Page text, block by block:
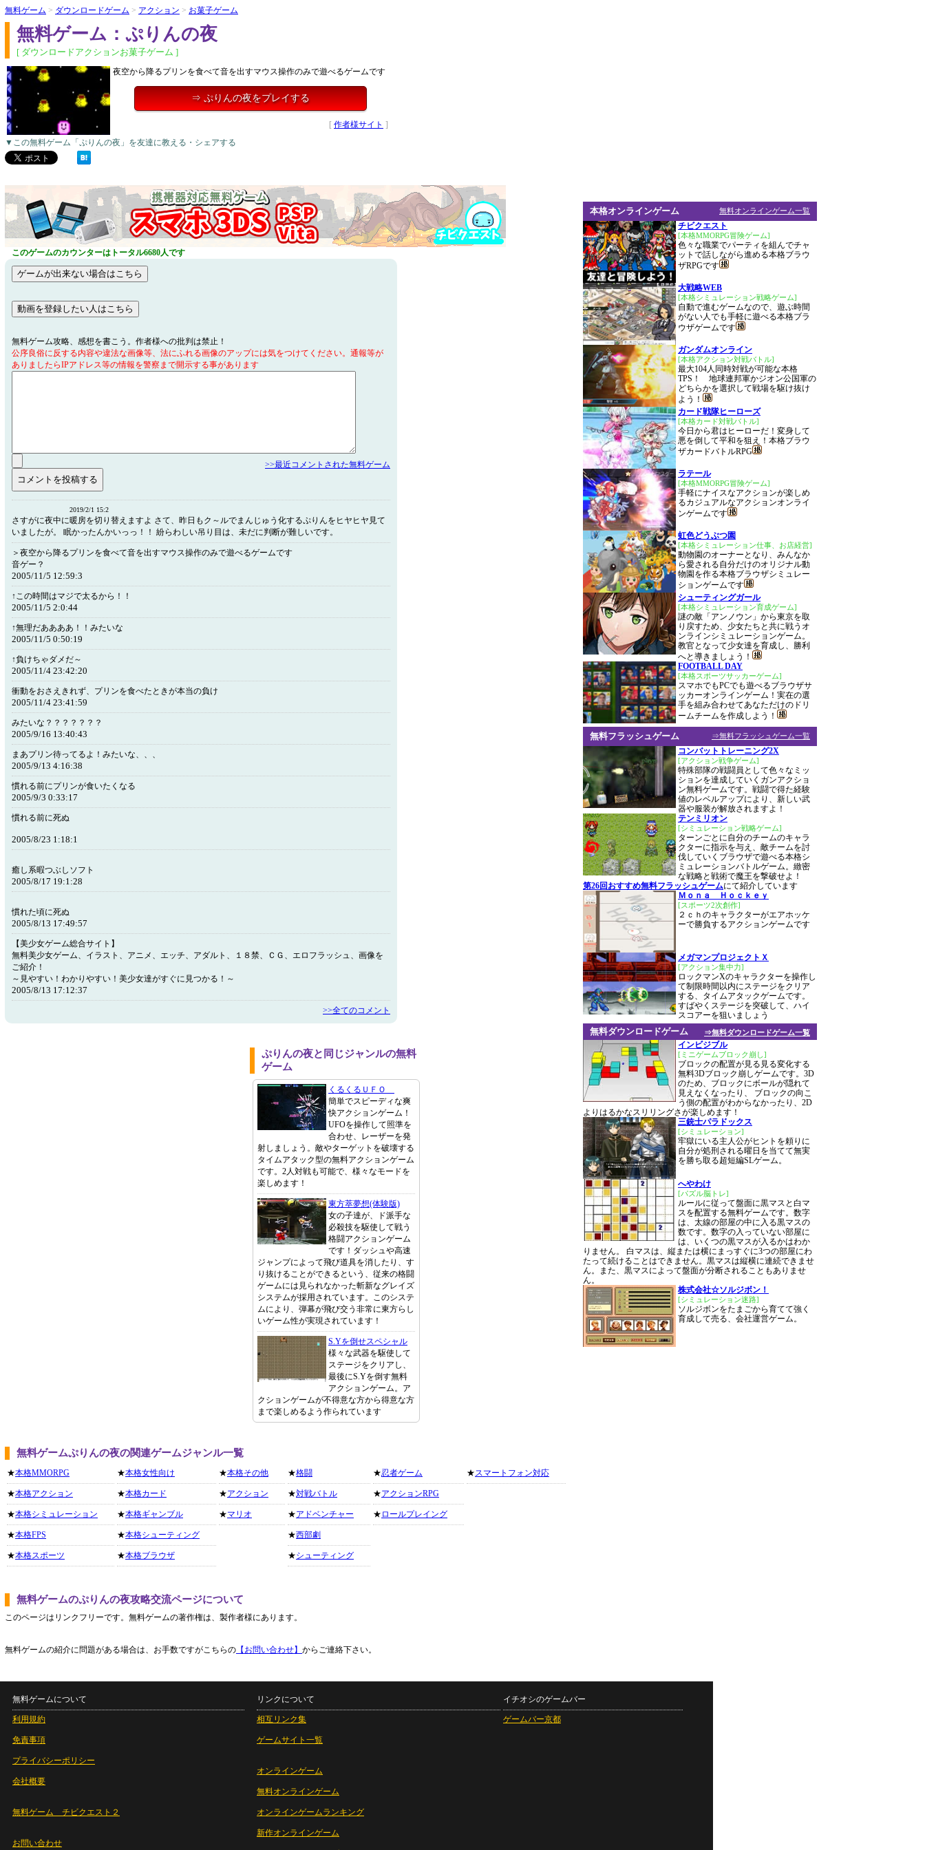
無料ゲーム > ダウンロードゲーム > アクション > お菓子ゲーム
無料ゲーム：ぷりんの夜
[ ダウンロードアクションお菓子ゲーム ]
夜空から降るプリンを食べて音を出すマウス操作のみで遊べるゲームです
⇒ ぷりんの夜をプレイする
[ 作者様サイト ]
▼この無料ゲーム「ぷりんの夜」を友達に教える・シェアする
このゲームのカウンターはトータル6680人です
無料ゲーム攻略、感想を書こう。作者様への批判は禁止！
公序良俗に反する内容や違法な画像等、法にふれる画像のアップには気をつけてください。通報等が
ありましたらIPアドレス等の情報を警察まで開示する事があります
>>最近コメントされた無料ゲーム
2019/2/1 15:2
さすがに夜中に暖房を切り替えますよ さて、昨日もク～ルでまんじゅう化するぷりんをヒヤヒヤ見て
いましたが。 眠かったんかいっっ！！ 紛らわしい吊り目は、未だに判断が難しいです。
＞夜空から降るプリンを食べて音を出すマウス操作のみで遊べるゲームです
音ゲー？
2005/11/5 12:59:3
↑この時間はマジで太るから！！
2005/11/5 2:0:44
↑無理だああああ！！みたいな
2005/11/5 0:50:19
↑負けちゃダメだ～
2005/11/4 23:42:20
衝動をおさえきれず、プリンを食べたときが本当の負け
2005/11/4 23:41:59
みたいな？？？？？？？
2005/9/16 13:40:43
まあプリン待ってるよ！みたいな、、、
2005/9/13 4:16:38
慣れる前にプリンが食いたくなる
2005/9/3 0:33:17
慣れる前に死ぬ
2005/8/23 1:18:1
癒し系暇つぶしソフト
2005/8/17 19:1:28
慣れた頃に死ぬ
2005/8/13 17:49:57
【美少女ゲーム総合サイト】
無料美少女ゲーム、イラスト、アニメ、エッチ、アダルト、１８禁、ＣＧ、エロフラッシュ、画像を
ご紹介！
～見やすい！わかりやすい！美少女達がすぐに見つかる！～
2005/8/13 17:12:37
>>全てのコメント
ぷりんの夜と同じジャンルの無料
ゲーム
くるくるＵＦＯ
簡単でスピーディな爽
快アクションゲーム！
UFOを操作して照準を
合わせ、レーザーを発
射しましょう。敵やターゲットを破壊する
タイムアタック型の無料アクションゲーム
です。2人対戦も可能で、様々なモードを
楽しめます！
東方萃夢想(体験版)
女の子達が、ド派手な
必殺技を駆使して戦う
格闘アクションゲーム
です！ダッシュや高速
ジャンプによって飛び道具を消したり、す
り抜けることができるという、従来の格闘
ゲームには見られなかった斬新なグレイズ
システムが採用されています。このシステ
ムにより、弾幕が飛び交う非常に東方らし
いゲーム性が実現されています！
S.Yを倒せスペシャル
様々な武器を駆使して
ステージをクリアし、
最後にS.Yを倒す無料
アクションゲーム。ア
クションゲームが不得意な方から得意な方
まで楽しめるよう作られています
無料ゲームぷりんの夜の関連ゲームジャンル一覧
★本格MMORPG
★本格アクション
★本格シミュレーション
★本格FPS
★本格スポーツ
★本格女性向け
★本格カード
★本格ギャンブル
★本格シューティング
★本格ブラウザ
★本格その他
★アクション
★マリオ
★格闘
★対戦バトル
★アドベンチャー
★西部劇
★シューティング
★忍者ゲーム
★アクションRPG
★ ロールプレイング
★スマートフォン対応
無料ゲームのぷりんの夜攻略交流ページについて
このページはリンクフリーです。無料ゲームの著作権は、製作者様にあります。
無料ゲームの紹介に問題がある場合は、お手数ですがこちらの 【お問い合わせ】 からご連絡下さい。
無料オンラインゲーム一覧
本格オンラインゲーム
チビクエスト
[本格MMORPG冒険ゲーム]
色々な職業でパーティを組んでチャ
ットで話しながら進める本格ブラウ
ザRPGです
大戦略WEB
[本格シミュレーション戦略ゲーム]
自動で進むゲームなので、遊ぶ時間
がない人でも手軽に遊べる本格ブラ
ウザゲームです
ガンダムオンライン
[本格アクション対戦バトル]
最大104人同時対戦が可能な本格
TPS！ 地球連邦軍かジオン公国軍の
どちらかを選択して戦場を駆け抜け
よう！
カード戦隊ヒーローズ
[本格カード対戦バトル]
今日から君はヒーローだ！変身して
悪を倒して平和を狙え！本格ブラウ
ザカードバトルRPG
ラテール
[本格MMORPG冒険ゲーム]
手軽にナイスなアクションが楽しめ
るカジュアルなアクションオンライ
ンゲームです
虹色どうぶつ園
[本格シミュレーション仕事、お店経営]
動物園のオーナーとなり、みんなか
ら愛される自分だけのオリジナル動
物園を作る本格ブラウザシミュレー
ションゲームです
シューティングガール
[本格シミュレーション育成ゲーム]
謎の敵「アンノウン」から東京を取
り戻すため、少女たちと共に戦うオ
ンラインシミュレーションゲーム。
教官となって少女達を育成し、勝利
へと導きましょう！
FOOTBALL DAY
[本格スポーツサッカーゲーム]
スマホでもPCでも遊べるブラウザサ
ッカーオンラインゲーム！実在の選
手を組み合わせてあなただけのドリ
ームチームを作成しよう！
⇒無料フラッシュゲーム一覧
無料フラッシュゲーム
コンバットトレーニング2X
[アクション戦争ゲーム]
特殊部隊の戦闘員として色々なミッ
ションを達成していくガンアクショ
ン無料ゲームです。戦闘で得た経験
値のレベルアップにより、新しい武
器や服装が解放されますよ！
テンミリオン
[シミュレーション戦略ゲーム]
ターンごとに自分のチームのキャラ
クターに指示を与え、敵チームを討
伐していくブラウザで遊べる本格シ
ミュレーションバトルゲーム。緻密
な戦略と戦術で魔王を撃破せよ！
第26回おすすめ無料フラッシュゲームにて紹介しています
Ｍｏｎａ Ｈｏｃｋｅｙ
[スポーツ2次創作]
２ｃｈのキャラクターがエアホッケ
ーで勝負するアクションゲームです
メガマンプロジェクトＸ
[アクション集中力]
ロックマンXのキャラクターを操作し
て制限時間以内にステージをクリア
する、タイムアタックゲームです。
すばやくステージを突破して、ハイ
スコアーを狙いましょう
⇒無料ダウンロードゲーム一覧
無料ダウンロードゲーム
インビジブル
[ミニゲームブロック崩し]
ブロックの配置が見る見る変化する
無料3Dブロック崩しゲームです。3D
のため、ブロックにボールが隠れて
見えなくなったり、 ブロックの向こ
う側の配置がわからなかったり、2D
よりはるかなスリリングさが楽しめます！
三銃士パラドックス
[シミュレーション]
牢獄にいる主人公がヒントを頼りに
自分が処刑される曜日を当てて無実
を勝ち取る超短編SLゲーム。
へやわけ
[パズル脳トレ]
ルールに従って盤面に黒マスと白マ
スを配置する無料ゲームです。数字
は、太線の部屋の中に入る黒マスの
数です。数字の入っていない部屋に
は、いくつの黒マスが入るかはわか
りません。 白マスは、縦または横にまっすぐに3つの部屋にわ
たって続けることはできません。黒マスは縦横に連続できませ
ん。また、黒マスによって盤面が分断されることもありませ
ん。
株式会社☆ソルジボン！
[シミュレーション迷路]
ソルジボンをたまごから育てて強く
育成して売る、会社運営ゲーム。
無料ゲームについて
利用規約
免責事項
プライバシーポリシー
会社概要
無料ゲーム チビクエスト２
お問い合わせ
リンクについて
相互リンク集
ゲームサイト一覧
オンラインゲーム
無料オンラインゲーム
オンラインゲームランキング
新作オンラインゲーム
イチオシのゲームバー
ゲームバー京都